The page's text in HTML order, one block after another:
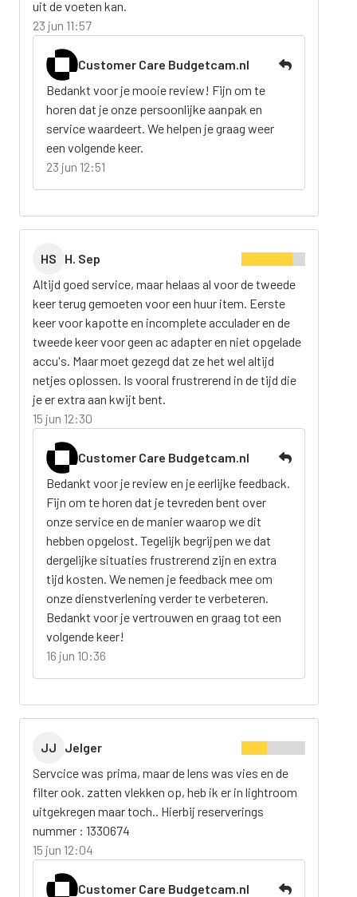
uit de voeten kan.
23 jun 11:57
Customer Care Budgetcam.nl
Bedankt voor je mooie review! Fijn om te
horen dat je onze persoonlijke aanpak en
service waardeert. We helpen je graag weer
een volgende keer.
23 jun 12:51
HS
H. Sep
Altijd goed service, maar helaas al voor de tweede
keer terug gemoeten voor een huur item. Eerste
keer voor kapotte en incomplete acculader en de
tweede keer voor geen ac adapter en niet opgelade
accu's. Maar moet gezegd dat ze het wel altijd
netjes oplossen. Is vooral frustrerend in de tijd die
je er extra aan kwijt bent.
15 jun 12:30
Customer Care Budgetcam.nl
Bedankt voor je review en je eerlijke feedback.
Fijn om te horen dat je tevreden bent over
onze service en de manier waarop we dit
hebben opgelost. Tegelijk begrijpen we dat
dergelijke situaties frustrerend zijn en extra
tijd kosten. We nemen je feedback mee om
onze dienstverlening verder te verbeteren.
Bedankt voor je vertrouwen en graag tot een
volgende keer!
16 jun 10:36
JJ
Jelger
Servcice was prima, maar de lens was vies en de
filter ook. zatten vlekken op, heb ik er in lightroom
uitgekregen maar toch.. Hierbij reserverings
nummer : 1330674
15 jun 12:04
Customer Care Budgetcam.nl